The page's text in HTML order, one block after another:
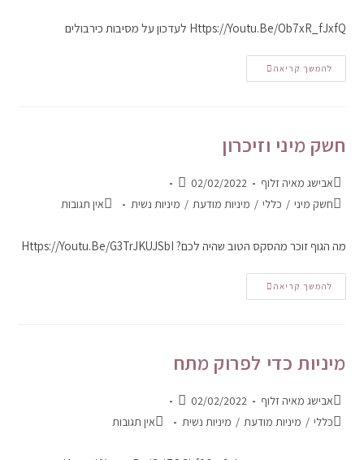
Https://youtu.be/ob7xR_fJxfQ לעדכון על מסיבות כירבולים
להמשך קריאה
חשק מיני וזיכרון
אבישג מאיה זלוף
02/02/2022
חשק מיני / כללי / מיניות מודעת / מיניות נשית אין תגובות
מה הגוף זוכר מהסקס הטוב שהיה לכם? Https://youtu.be/G3TrJKUJSbI
להמשך קריאה
מיניות כדי לפרוק מתח
אבישג מאיה זלוף
02/02/2022
כללי / מיניות מודעת / מיניות נשית אין תגובות